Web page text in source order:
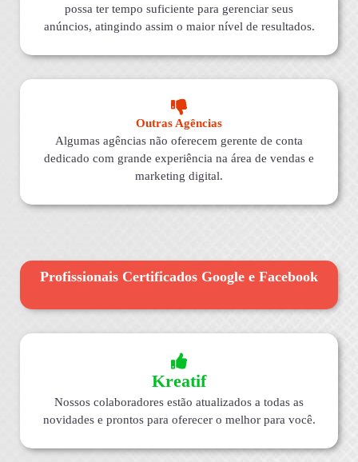
possa ter tempo suficiente para gerenciar seus
anúncios, atingindo assim o maior nível de resultados.
Outras Agências
Algumas agências não oferecem gerente de conta
dedicado com grande experiência na área de vendas e
marketing digital.
Profissionais Certificados Google e Facebook
Kreatif
Nossos colaboradores estão atualizados a todas as
novidades e prontos para oferecer o melhor para você.